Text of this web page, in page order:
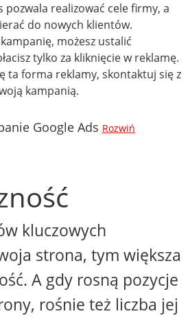
pozwala realizować cele firmy, a
do nowych klientów.
możesz ustalić
tylko za kliknięcie w reklamę.
ta forma reklamy, skontaktuj się z
kampanią.
Google Ads Rozwiń
kluczowych
strona, tym większa
A gdy rosną pozycje
rośnie też liczba jej